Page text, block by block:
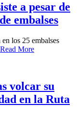
a pesar de
embalses
los 25 embalses
Read More
volcar su
en la Ruta